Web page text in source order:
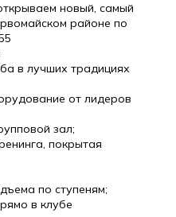
новый, самый
районе по
в лучших традициях
от лидеров
зал;
покрытая
по ступеням;
в клубе